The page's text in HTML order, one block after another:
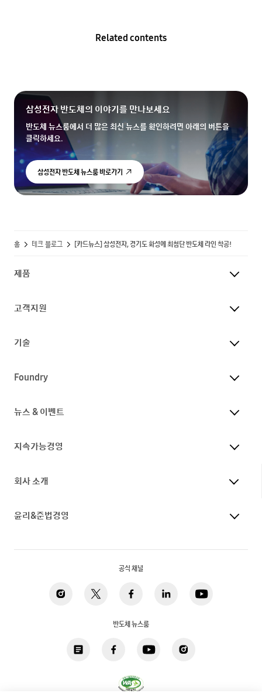
Related contents
삼성전자 반도체의 이야기를 만나보세요
반도체 뉴스룸에서 더 많은 최신 뉴스를 확인하려면 아래의 버튼을
클릭하세요.
삼성전자 반도체 뉴스룸 바로가기
홈 테크 블로그 [카드뉴스] 삼성전자, 경기도 화성에 최첨단 반도체 라인 착공!
제품
고객지원
기술
Foundry
뉴스 & 이벤트
지속가능경영
회사 소개
윤리&준법경영
공식 채널
반도체 뉴스룸